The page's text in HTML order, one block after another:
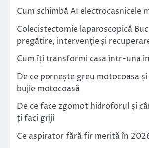
Cum schimbă AI electrocasnicele
Colecistectomie laparoscopică
pregătire, intervenție și
Cum îți transformi casa într-una
De ce pornește greu motocoasa
bujie motocoasă
De ce face zgomot hidroforul și
ți faci griji
Ce aspirator fără fir merită în